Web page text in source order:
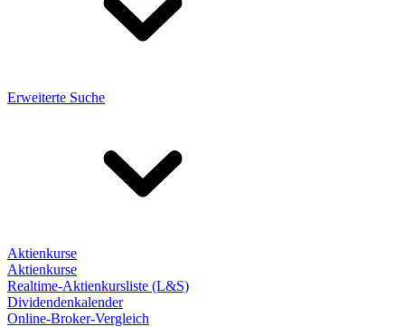
Erweiterte Suche
Aktienkurse
Aktienkurse
Realtime-Aktienkursliste (L&S)
Dividendenkalender
Online-Broker-Vergleich